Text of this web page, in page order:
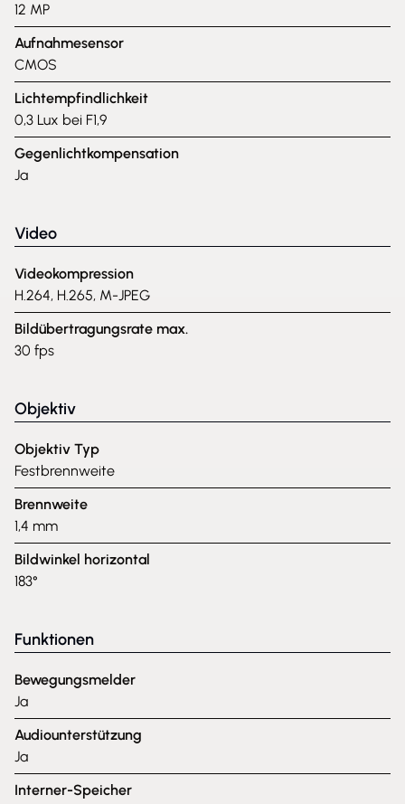
12 MP
Aufnahmesensor
CMOS
Lichtempfindlichkeit
0,3 Lux bei F1,9
Gegenlichtkompensation
Ja
Video
Videokompression
H.264, H.265, M-JPEG
Bildübertragungsrate max.
30 fps
Objektiv
Objektiv Typ
Festbrennweite
Brennweite
1,4 mm
Bildwinkel horizontal
183°
Funktionen
Bewegungsmelder
Ja
Audiounterstützung
Ja
Interner-Speicher